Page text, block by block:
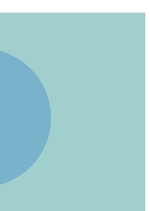
was Investoren zu bedenken